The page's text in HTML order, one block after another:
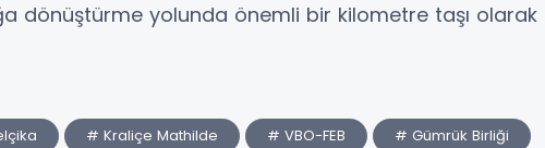
dönüştürme yolunda önemli bir kilometre taşı olarak
# Kraliçe Mathilde # VBO-FEB
# Gümrük Birliği